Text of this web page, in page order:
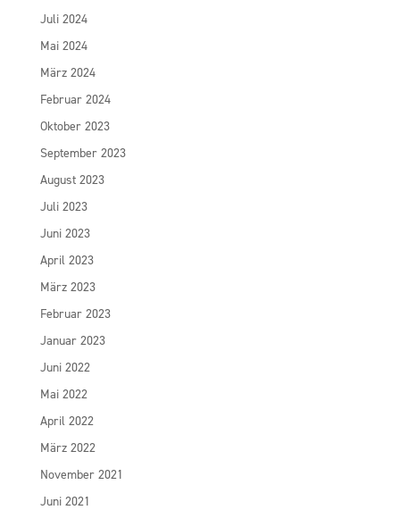
Juli 2024
Mai 2024
März 2024
Februar 2024
Oktober 2023
September 2023
August 2023
Juli 2023
Juni 2023
April 2023
März 2023
Februar 2023
Januar 2023
Juni 2022
Mai 2022
April 2022
März 2022
November 2021
Juni 2021